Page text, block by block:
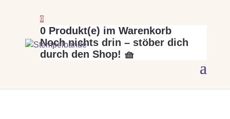
0
0 Produkt(e) im Warenkorb
Noch nichts drin – stöber dich
durch den Shop! 🧺